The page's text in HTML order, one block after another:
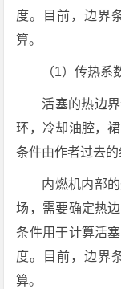
度。目前，边界
算。
（1）传热
活塞的热边
环，冷却油腔，
条件由作者过去的
内燃机内部
场，需要确定热
条件用于计算活
度。目前，边界
算。